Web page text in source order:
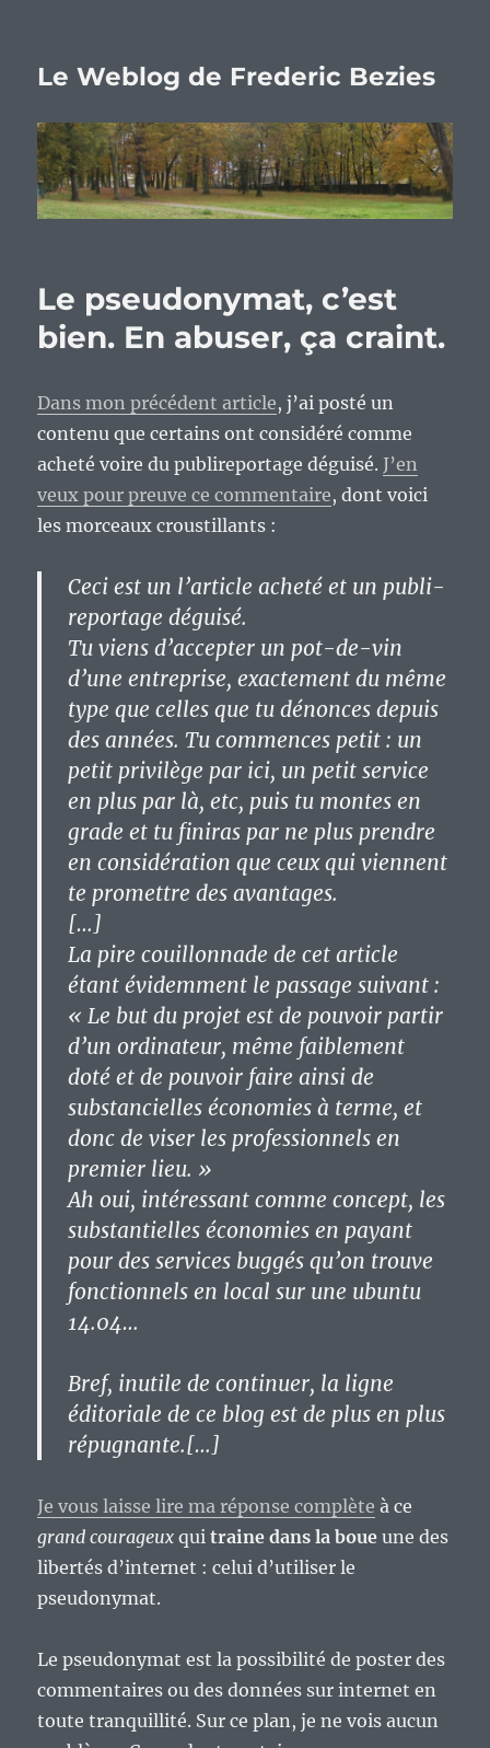
Le Weblog de Frederic Bezies
Le pseudonymat, c’est
bien. En abuser, ça craint.
Dans mon précédent article, j’ai posté un
contenu que certains ont considéré comme
acheté voire du publireportage déguisé. J’en
veux pour preuve ce commentaire, dont voici
les morceaux croustillants :
Ceci est un l’article acheté et un publi-
reportage déguisé.
Tu viens d’accepter un pot-de-vin
d’une entreprise, exactement du même
type que celles que tu dénonces depuis
des années. Tu commences petit : un
petit privilège par ici, un petit service
en plus par là, etc, puis tu montes en
grade et tu finiras par ne plus prendre
en considération que ceux qui viennent
te promettre des avantages.
[…]
La pire couillonnade de cet article
étant évidemment le passage suivant :
« Le but du projet est de pouvoir partir
d’un ordinateur, même faiblement
doté et de pouvoir faire ainsi de
substancielles économies à terme, et
donc de viser les professionnels en
premier lieu. »
Ah oui, intéressant comme concept, les
substantielles économies en payant
pour des services buggés qu’on trouve
fonctionnels en local sur une ubuntu
14.04…
Bref, inutile de continuer, la ligne
éditoriale de ce blog est de plus en plus
répugnante.[…]
Je vous laisse lire ma réponse complète à ce
grand courageux quitraine dans la boue une des
libertés d’internet : celui d’utiliser le
pseudonymat.
Le pseudonymat est la possibilité de poster des
commentaires ou des données sur internet en
toute tranquillité. Sur ce plan, je ne vois aucun